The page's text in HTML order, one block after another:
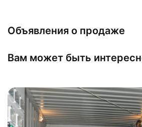
Объявления о продаже
Вам может быть